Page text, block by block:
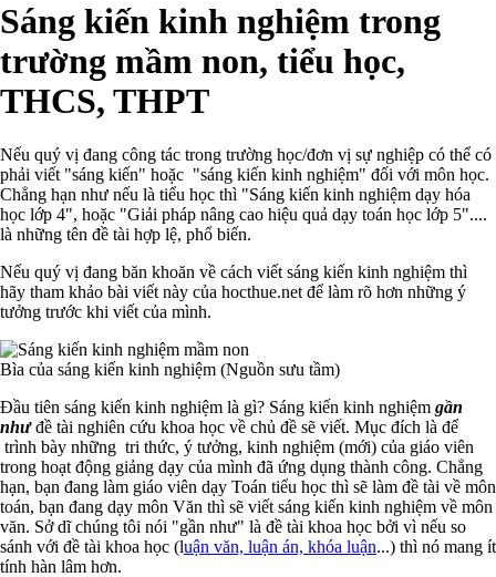
Sáng kiến kinh nghiệm trong
trường mầm non, tiểu học,
THCS, THPT
Nếu quý vị đang công tác trong trường học/đơn vị sự nghiệp có thể có
phải viết "sáng kiến" hoặc "sáng kiến kinh nghiệm" đối với môn học.
Chẳng hạn như nếu là tiểu học thì "Sáng kiến kinh nghiệm dạy hóa
học lớp 4", hoặc "Giải pháp nâng cao hiệu quả dạy toán học lớp 5"....
là những tên đề tài hợp lệ, phổ biến.
Nếu quý vị đang băn khoăn về cách viết sáng kiến kinh nghiệm thì
hãy tham khảo bài viết này của hocthue.net để làm rõ hơn những ý
tưởng trước khi viết của mình.
Bìa của sáng kiến kinh nghiệm (Nguồn sưu tầm)
Đầu tiên sáng kiến kinh nghiệm là gì? Sáng kiến kinh nghiệm gần
nhưđề tài nghiên cứu khoa học về chủ đề sẽ viết. Mục đích là để
trình bày những tri thức, ý tưởng, kinh nghiệm (mới) của giáo viên
trong hoạt động giảng dạy của mình đã ứng dụng thành công. Chẳng
hạn, bạn đang làm giáo viên dạy Toán tiểu học thì sẽ làm đề tài về môn
toán, bạn đang dạy môn Văn thì sẽ viết sáng kiến kinh nghiệm về môn
văn. Sở dĩ chúng tôi nói "gần như" là đề tài khoa học bởi vì nếu so
sánh với đề tài khoa học (luận văn, luận án, khóa luận...) thì nó mang ít
tính hàn lâm hơn.